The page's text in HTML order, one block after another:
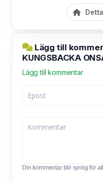
Lägg till
KUNGSBACKA
Lägg till kommentar
Din kommentar blir synlig för